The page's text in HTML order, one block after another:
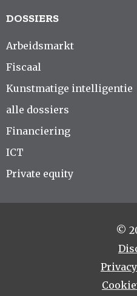
DOSSIERS
Arbeidsmarkt
Fiscaal
Kunstmatige intelligentie
alle dossiers
Financiering
ICT
Private equity
©